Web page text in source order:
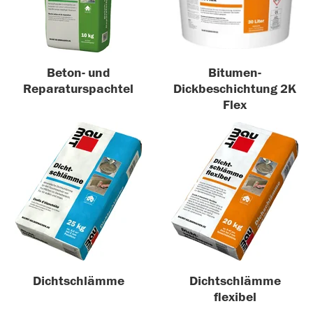
Beton- und
Reparaturspachtel
Bitumen-
Dickbeschichtung 2K
Flex
Dichtschlämme
Dichtschlämme
flexibel